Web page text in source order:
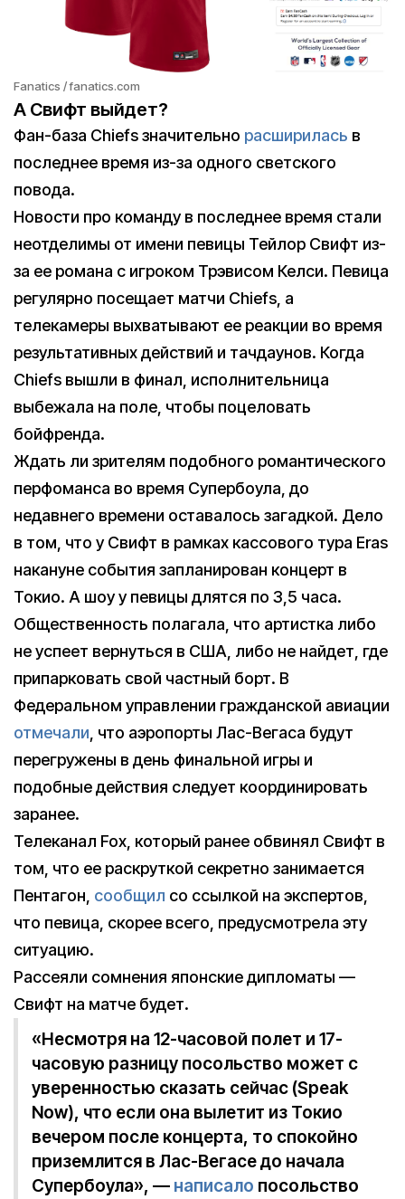
Fanatics / fanatics.com
А Свифт выйдет?
Фан-база Chiefs значительно расширилась в
последнее время из-за одного светского
повода.
Новости про команду в последнее время стали
неотделимы от имени певицы Тейлор Свифт из-
за ее романа с игроком Трэвисом Келси. Певица
регулярно посещает матчи Chiefs, а
телекамеры выхватывают ее реакции во время
результативных действий и тачдаунов. Когда
Chiefs вышли в финал, исполнительница
выбежала на поле, чтобы поцеловать
бойфренда.
Ждать ли зрителям подобного романтического
перфоманса во время Супербоула, до
недавнего времени оставалось загадкой. Дело
в том, что у Свифт в рамках кассового тура Eras
накануне события запланирован концерт в
Токио. А шоу у певицы длятся по 3,5 часа.
Общественность полагала, что артистка либо
не успеет вернуться в США, либо не найдет, где
припарковать свой частный борт. В
Федеральном управлении гражданской авиации
отмечали, что аэропорты Лас-Вегаса будут
перегружены в день финальной игры и
подобные действия следует координировать
заранее.
Телеканал Fox, который ранее обвинял Свифт в
том, что ее раскруткой секретно занимается
Пентагон, сообщил со ссылкой на экспертов,
что певица, скорее всего, предусмотрела эту
ситуацию.
Рассеяли сомнения японские дипломаты —
Свифт на матче будет.
«Несмотря на 12-часовой полет и 17-
часовую разницу посольство может с
уверенностью сказать сейчас (Speak
Now), что если она вылетит из Токио
вечером после концерта, то спокойно
приземлится в Лас-Вегасе до начала
Супербоула», — написало посольство